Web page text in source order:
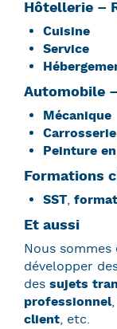
Hôtellerie –
Cuisine
Service
Automobile
Mécanique
Carrosserie
Peinture
Formations
SST,
Et aussi
Nous
développer
des sujets
professionnel,
client, etc.